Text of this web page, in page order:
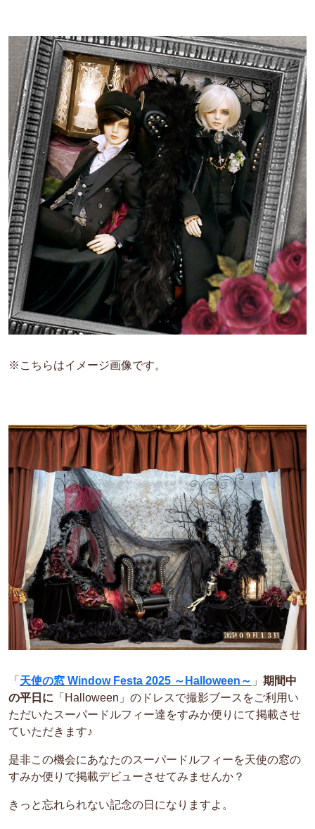
※こちらはイメージ画像です。
「 天使の窓 Window Festa 2025 ～Halloween～ 」 期間中
の平日に 「Halloween」のドレスで撮影ブースをご利用い
ただいたスーパードルフィー達をすみか便りにて掲載させ
ていただきます♪
是非この機会にあなたのスーパードルフィーを天使の窓の
すみか便りで掲載デビューさせてみませんか？
きっと忘れられない記念の日になりますよ。